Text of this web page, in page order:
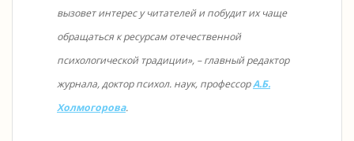
вызовет интерес у читателей и побудит их чаще
обращаться к ресурсам отечественной
психологической традиции», – главный редактор
журнала, доктор психол. наук, профессорА.Б.
Холмогорова.